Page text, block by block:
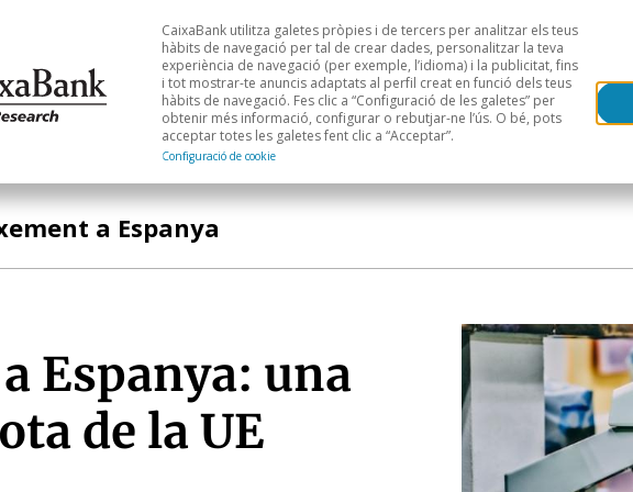
i mercats Anàlisi sectorial Àrees geogràfiques
CaixaBank utilitza galetes pròpies i de tercers per analitzar els teus
hàbits de navegació per tal de crear dades, personalitzar la teva
experiència de navegació (per exemple, l’idioma) i la publicitat, fins
i tot mostrar-te anuncis adaptats al perfil creat en funció dels teus
hàbits de navegació. Fes clic a “Configuració de les galetes” per
obtenir més informació, configurar o rebutjar-ne l’ús. O bé, pots
acceptar totes les galetes fent clic a “Acceptar”.
Configuració de cookie
a Espanya
Espanya: una
de la UE